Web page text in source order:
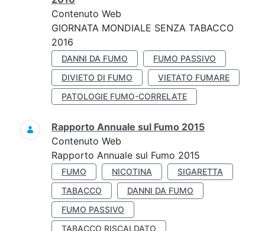
Contenuto Web
GIORNATA MONDIALE SENZA TABACCO
2016
DANNI DA FUMO
FUMO PASSIVO
DIVIETO DI FUMO
VIETATO FUMARE
PATOLOGIE FUMO-CORRELATE
Rapporto Annuale sul Fumo 2015
Contenuto Web
Rapporto Annuale sul Fumo 2015
FUMO NICOTINA
SIGARETTA
TABACCO
DANNI DA FUMO
FUMO PASSIVO
TABACCO RISCALDATO